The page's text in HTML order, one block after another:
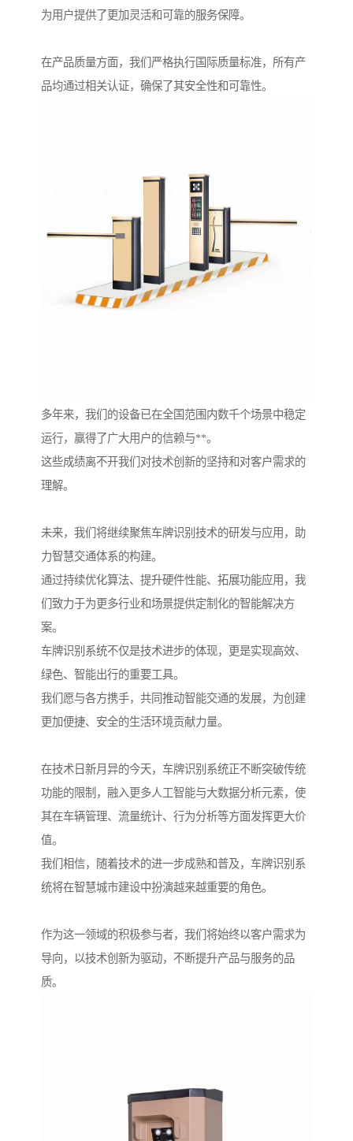
为用户提供了更加灵活和可靠的服务保障。
在产品质量方面，我们严格执行国际质量标准，所有产
品均通过相关认证，确保了其安全性和可靠性。
多年来，我们的设备已在全国范围内数千个场景中稳定
运行，赢得了广大用户的信赖与**。
这些成绩离不开我们对技术创新的坚持和对客户需求的
理解。
未来，我们将继续聚焦车牌识别技术的研发与应用，助
力智慧交通体系的构建。
通过持续优化算法、提升硬件性能、拓展功能应用，我
们致力于为更多行业和场景提供定制化的智能解决方
案。
车牌识别系统不仅是技术进步的体现，更是实现高效、
绿色、智能出行的重要工具。
我们愿与各方携手，共同推动智能交通的发展，为创建
更加便捷、安全的生活环境贡献力量。
在技术日新月异的今天，车牌识别系统正不断突破传统
功能的限制，融入更多人工智能与大数据分析元素，使
其在车辆管理、流量统计、行为分析等方面发挥更大价
值。
我们相信，随着技术的进一步成熟和普及，车牌识别系
统将在智慧城市建设中扮演越来越重要的角色。
作为这一领域的积极参与者，我们将始终以客户需求为
导向，以技术创新为驱动，不断提升产品与服务的品
质。